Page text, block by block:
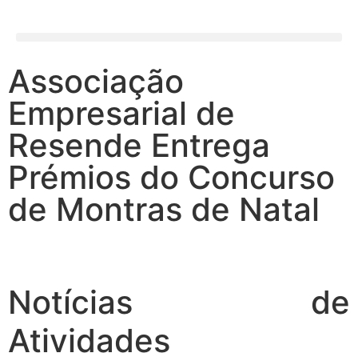
Associação
Empresarial de
Resende Entrega
Prémios do Concurso
de Montras de Natal
Notícias de
Atividades